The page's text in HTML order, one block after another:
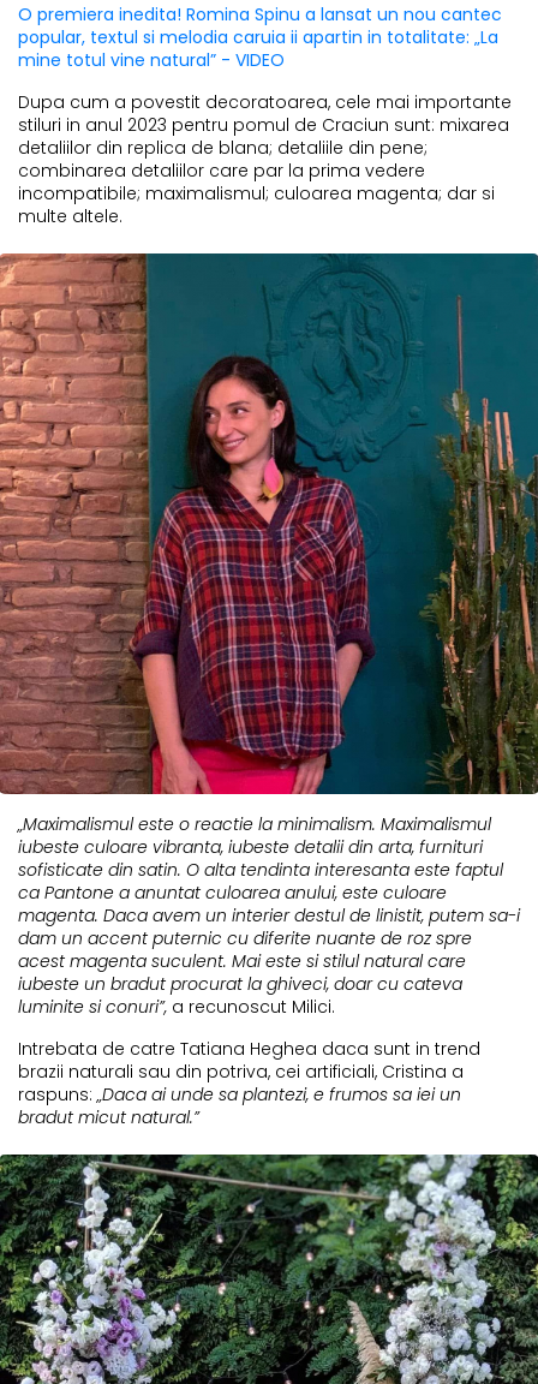
O premiera inedita! Romina Spinu a lansat un nou cantec
popular, textul si melodia caruia ii apartin in totalitate: „La
mine totul vine natural” - VIDEO
Dupa cum a povestit decoratoarea, cele mai importante
stiluri in anul 2023 pentru pomul de Craciun sunt: mixarea
detaliilor din replica de blana; detaliile din pene;
combinarea detaliilor care par la prima vedere
incompatibile; maximalismul; culoarea magenta; dar si
multe altele.
„Maximalismul este o reactie la minimalism. Maximalismul
iubeste culoare vibranta, iubeste detalii din arta, furnituri
sofisticate din satin. O alta tendinta interesanta este faptul
ca Pantone a anuntat culoarea anului, este culoare
magenta. Daca avem un interier destul de linistit, putem sa-i
dam un accent puternic cu diferite nuante de roz spre
acest magenta suculent. Mai este si stilul natural care
iubeste un bradut procurat la ghiveci, doar cu cateva
luminite si conuri”, a recunoscut Milici.
Intrebata de catre Tatiana Heghea daca sunt in trend
brazii naturali sau din potriva, cei artificiali, Cristina a
raspuns: „Daca ai unde sa plantezi, e frumos sa iei un
bradut micut natural.”